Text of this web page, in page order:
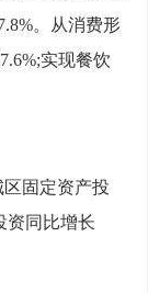
8%。从消费形
7.6%;实现餐饮
固定资产投
资同比增长